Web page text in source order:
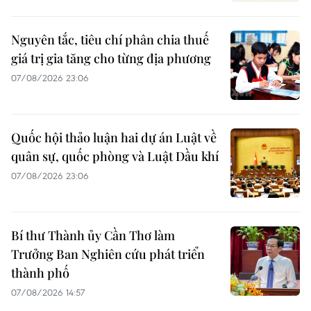
Nguyên tắc, tiêu chí phân chia thuế
giá trị gia tăng cho từng địa phương
07/08/2026 23:06
Quốc hội thảo luận hai dự án Luật về
quân sự, quốc phòng và Luật Dầu khí
07/08/2026 23:06
Bí thư Thành ủy Cần Thơ làm
Trưởng Ban Nghiên cứu phát triển
thành phố
07/08/2026 14:57